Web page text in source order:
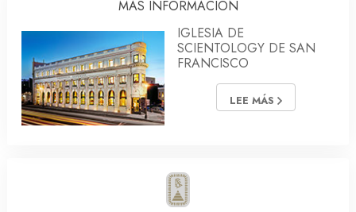
MÁS INFORMACIÓN
IGLESIA DE
SCIENTOLOGY DE SAN
FRANCISCO
LEE MÁS